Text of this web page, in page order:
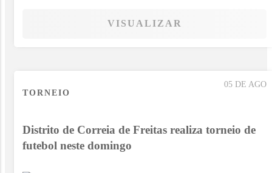
VISUALIZAR
05 DE AGO
TORNEIO
Distrito de Correia de Freitas realiza torneio de
futebol neste domingo